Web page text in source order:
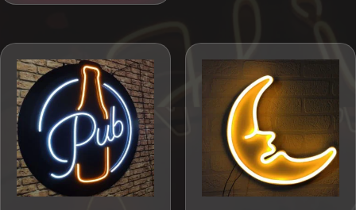
variantes.
Las
opciones
se
pueden
elegir
en